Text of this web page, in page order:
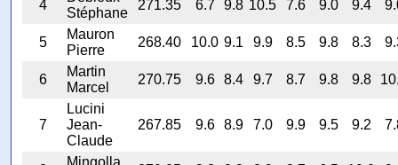
4
Stéphane
271.35 6.7 9.8 10.5 7.6 9.0 9.4
5
Mauron
Pierre
268.40 10.0 9.1 9.9 8.5 9.8 8.3
6
Martin
Marcel
270.75 9.6 8.4 9.7 8.7 9.8 9.8
7
Lucini
Jean-
Claude
267.85 9.6 8.9 7.0 9.9 9.5 9.2
Mingolla